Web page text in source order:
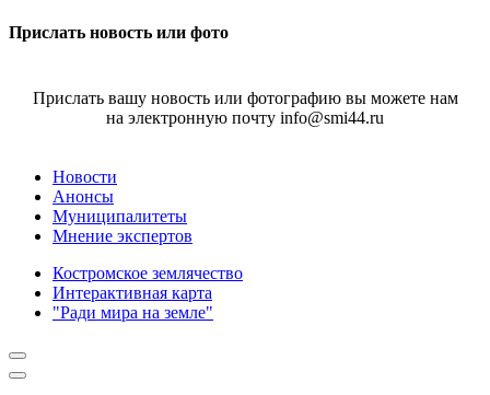
Прислать новость или фото
Прислать вашу новость или фотографию вы можете нам
на электронную почту info@smi44.ru
Новости
Анонсы
Муниципалитеты
Мнение экспертов
Костромское землячество
Интерактивная карта
"Ради мира на земле"